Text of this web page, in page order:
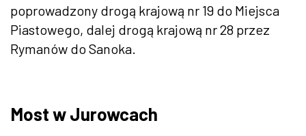
poprowadzony drogą krajową nr 19 do Miejsca
Piastowego, dalej drogą krajową nr 28 przez
Rymanów do Sanoka.
Most w Jurowcach